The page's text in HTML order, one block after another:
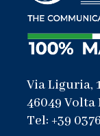
Via Liguria,
46049
Tel: +39